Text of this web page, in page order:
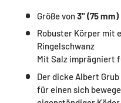
Größe von3'' (75 mm)
Robuster Körper mit
Ringelschwanz
Mit Salz imprägniert
Der dicke Albert
für einen sich